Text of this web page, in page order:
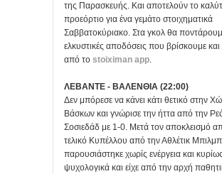
της Παρασκευής. Και αποτελούν το
προεόρτιο για ένα γεμάτο στοιχηματικά
Σαββατοκύριακο. Στα γκολ θα
ελκυστικές αποδόσεις που βρίσκουμε
από το stoiximan app.
ΛΕΒΑΝΤΕ - ΒΑΛΕΝΘΙΑ (22:00)
Δεν μπόρεσε να κάνει κάτι θετικό στην
Βάσκων και γνώρισε την ήττα από την
Σοσιεδάδ με 1-0. Μετά τον αποκλεισμό
τελικό Κυπέλλου από την Αθλέτικ
παρουσιάστηκε χωρίς ενέργεια και
ψυχολογικά και είχε από την αρχή